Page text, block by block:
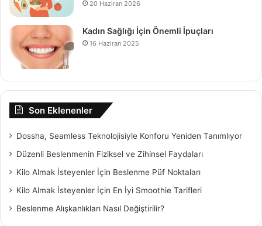
20 Haziran 2026
Kadın Sağlığı İçin Önemli İpuçları
16 Haziran 2025
Son Eklenenler
Dossha, Seamless Teknolojisiyle Konforu Yeniden Tanımlıyor
Düzenli Beslenmenin Fiziksel ve Zihinsel Faydaları
Kilo Almak İsteyenler İçin Beslenme Püf Noktaları
Kilo Almak İsteyenler İçin En İyi Smoothie Tarifleri
Beslenme Alışkanlıkları Nasıl Değiştirilir?